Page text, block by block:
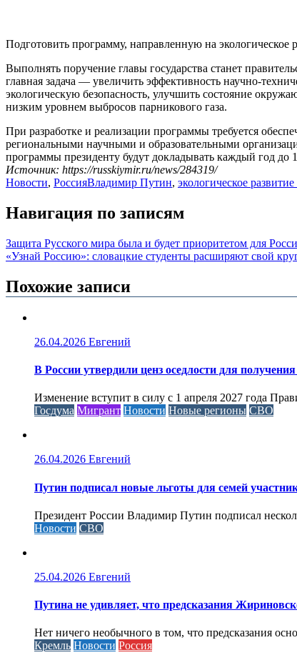
Подготовить программу, направленную на
Выполнять поручение главы государства станет
главная задача — увеличить эффективность научно-
экологическую безопасность, улучшить состояние
низким уровнем выбросов парникового газа.
При разработке и реализации программы требуется
региональными научными и образовательными
программы президенту будут докладывать каждый год до
Источник: https://russkiymir.ru/news/284319/
Новости, РоссияВладимир Путин, экологическое
Навигация по записям
Защита Русского мира была и будет приоритетом для
«Узнай Россию»: словацкие студенты расширяют свой
Похожие записи
26.04.2026 Евгений
В России утвердили ценз оседлости для
Изменение вступит в силу с 1 апреля 2027 года
Госдума Мигрант Новости Новые регионы СВО
26.04.2026 Евгений
Путин подписал новые льготы для семей
Президент России Владимир Путин подписал
Новости СВО
25.04.2026 Евгений
Путина не удивляет, что предсказания
Нет ничего необычного в том, что предсказания
Кремль Новости Россия